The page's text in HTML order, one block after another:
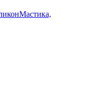
Мастика,